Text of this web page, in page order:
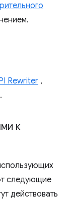
Rewriter ,
к
следующие
действовать